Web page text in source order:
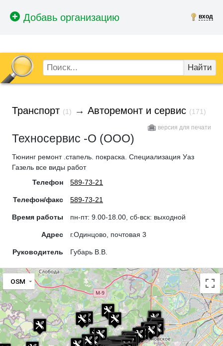
вход
Найти
Транспорт (1) → Авторемонт и сервис (171)
версия для печати
Техносервис -О (ООО)
Тюнинг ремонт .стапель. покраска. Специализация Уаз
Газель все виды работ
Телефон
589-73-21
Телефон/факс 589-73-21
Время работы пн-пт: 9.00-18.00, сб-вск: выходной
Адрес г.Одинцово, почтовая 3
Руководитель Губарь В.В.
OSM